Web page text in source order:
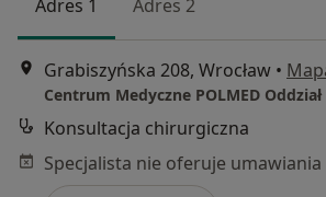
Adres 1 Adres 2
Grabiszyńska 208, Wrocław •
Centrum Medyczne POLMED Oddział
Konsultacja chirurgiczna